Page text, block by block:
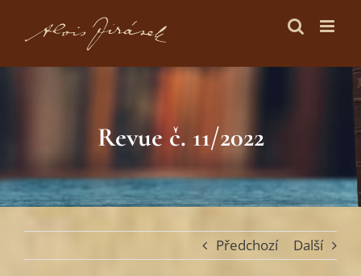
Revue č. 11/2022
Předchozí Další